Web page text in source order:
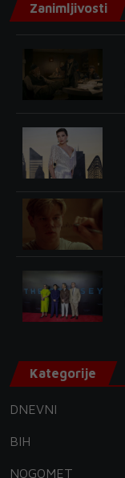
Zanimljivosti
Kategorije
DNEVNI
BIH
NOGOMET